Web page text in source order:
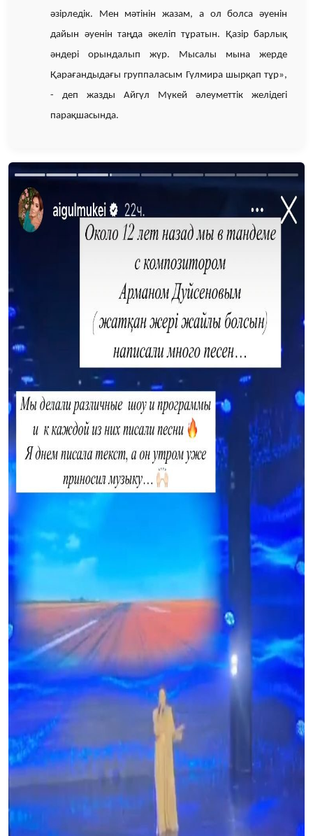
әзірледік. Мен мәтінін жазам, а ол болса әуенін
дайын әуенін таңда әкеліп тұратын. Қазір барлық
әндері орындалып жүр. Мысалы мына жерде
Қарағандыдағы группаласым Гүлмира шырқап тұр»,
- деп жазды Айгүл Мүкей әлеуметтік желідегі
парақшасында.